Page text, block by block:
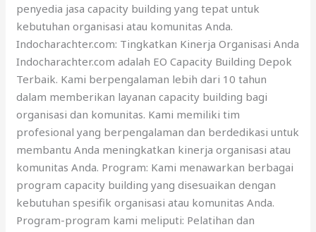
penyedia jasa capacity building yang tepat untuk
kebutuhan organisasi atau komunitas Anda.
Indocharachter.com: Tingkatkan Kinerja Organisasi Anda
Indocharachter.com adalah EO Capacity Building Depok
Terbaik. Kami berpengalaman lebih dari 10 tahun
dalam memberikan layanan capacity building bagi
organisasi dan komunitas. Kami memiliki tim
profesional yang berpengalaman dan berdedikasi untuk
membantu Anda meningkatkan kinerja organisasi atau
komunitas Anda. Program: Kami menawarkan berbagai
program capacity building yang disesuaikan dengan
kebutuhan spesifik organisasi atau komunitas Anda.
Program-program kami meliputi: Pelatihan dan